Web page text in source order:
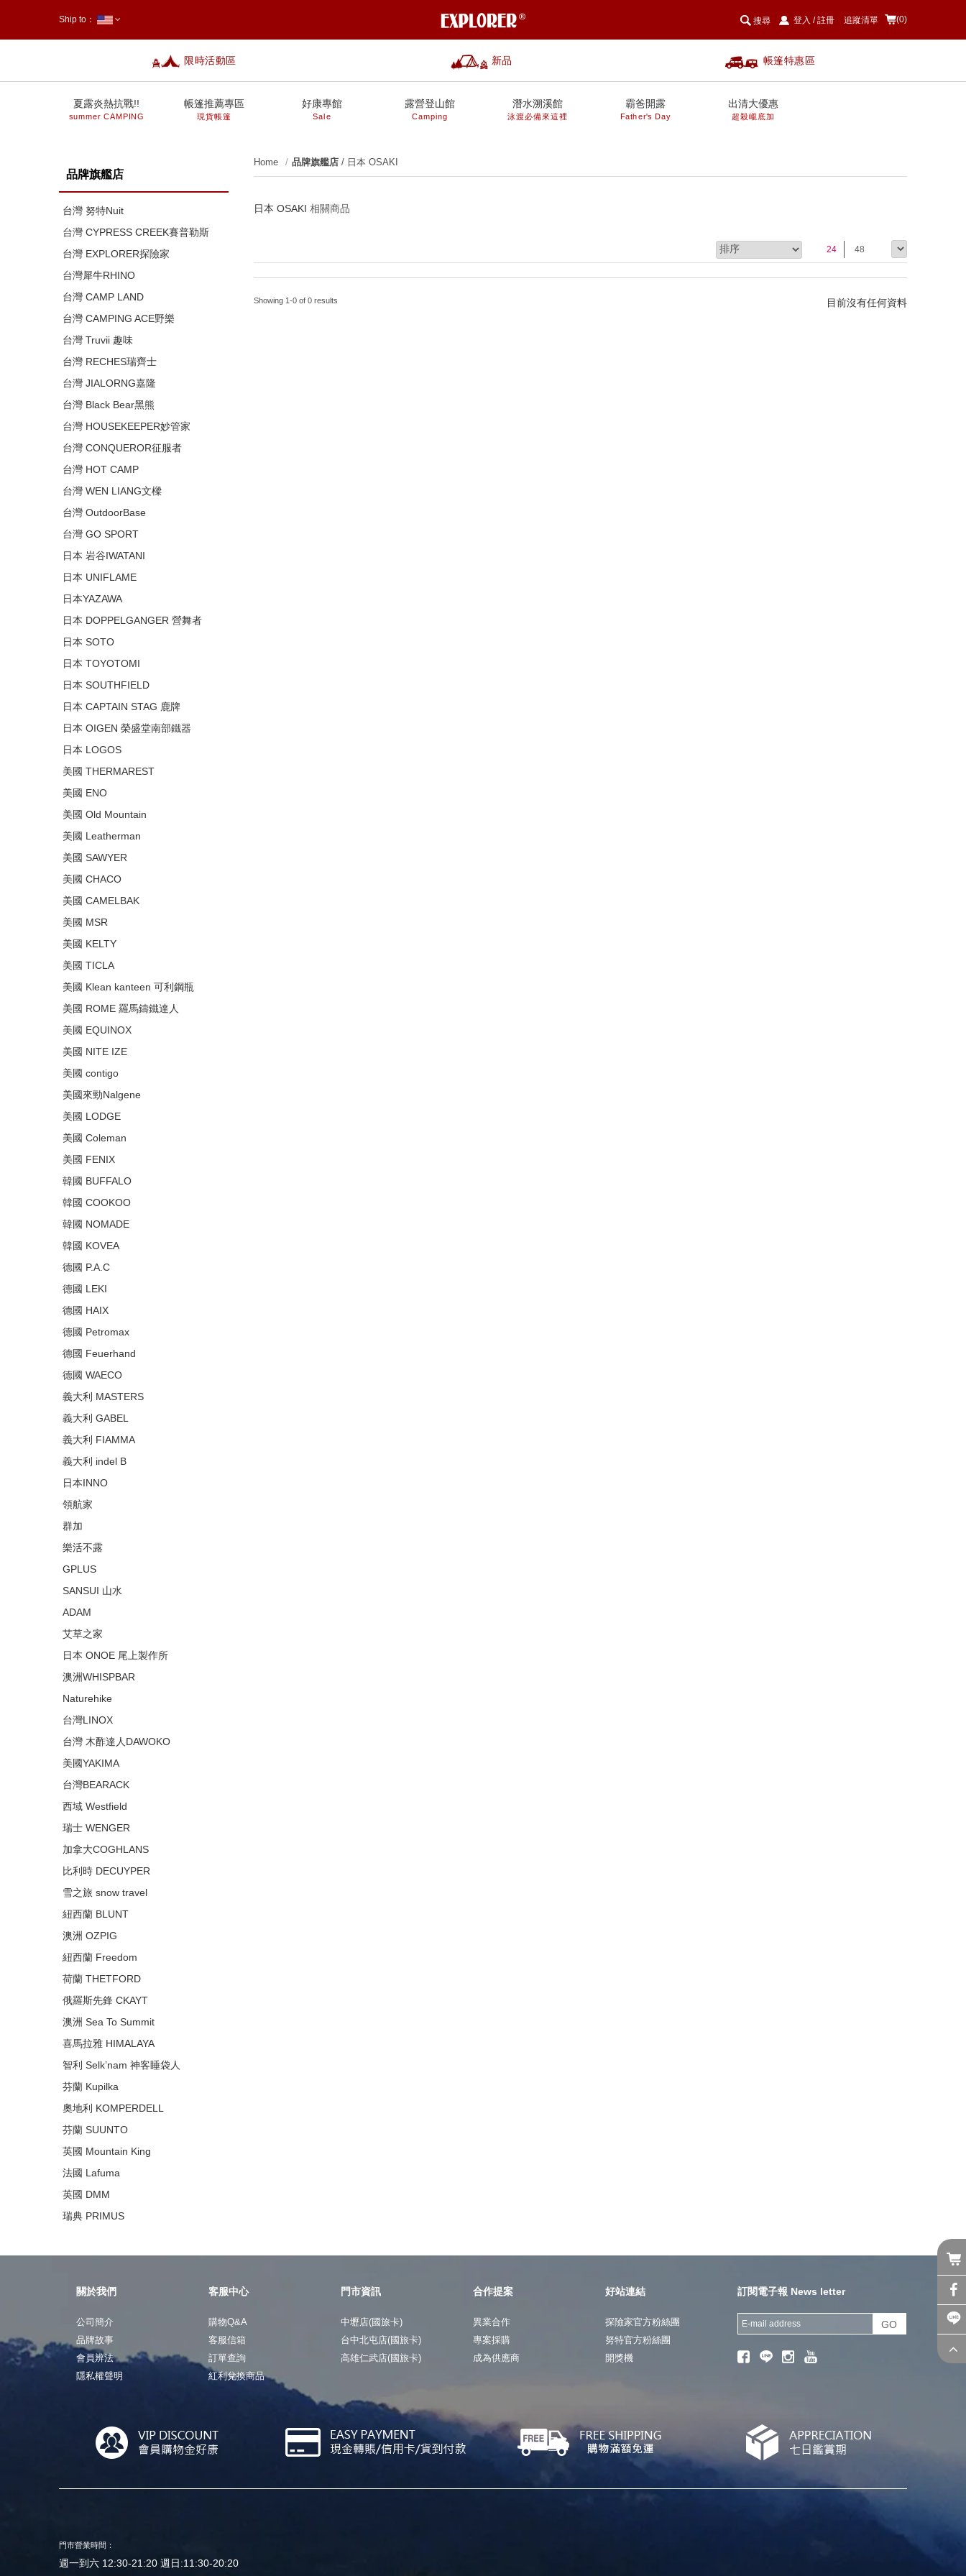
(0)
登入 / 註冊 追蹤清單
限時活動區 新品 帳篷特惠區
Ship to： 搜尋
夏露炎熱抗戰!!
summer CAMPING
帳篷推薦專區
現貨帳篷
好康專館
Sale
露營登山館
Camping
潛水溯溪館
泳渡必備來這裡
霸爸開露
Father's Day
出清大優惠
超殺巄底加
品牌旗艦店
台灣 努特Nuit
台灣 CYPRESS CREEK賽普勒斯
台灣 EXPLORER探險家
台灣犀牛RHINO
台灣 CAMP LAND
台灣 CAMPING ACE野樂
台灣 Truvii 趣味
台灣 RECHES瑞齊士
台灣 JIALORNG嘉隆
台灣 Black Bear黑熊
台灣 HOUSEKEEPER妙管家
台灣 CONQUEROR征服者
台灣 HOT CAMP
台灣 WEN LIANG文樑
台灣 OutdoorBase
台灣 GO SPORT
日本 岩谷IWATANI
日本 UNIFLAME
日本YAZAWA
日本 DOPPELGANGER 營舞者
日本 SOTO
日本 TOYOTOMI
日本 SOUTHFIELD
日本 CAPTAIN STAG 鹿牌
日本 OIGEN 榮盛堂南部鐵器
日本 LOGOS
美國 THERMAREST
美國 ENO
美國 Old Mountain
美國 Leatherman
美國 SAWYER
美國 CHACO
美國 CAMELBAK
美國 MSR
美國 KELTY
美國 TICLA
美國 Klean kanteen 可利鋼瓶
美國 ROME 羅馬鑄鐵達人
美國 EQUINOX
美國 NITE IZE
美國 contigo
美國來勁Nalgene
美國 LODGE
美國 Coleman
美國 FENIX
韓國 BUFFALO
韓國 COOKOO
韓國 NOMADE
韓國 KOVEA
德國 P.A.C
德國 LEKI
德國 HAIX
德國 Petromax
德國 Feuerhand
德國 WAECO
義大利 MASTERS
義大利 GABEL
義大利 FIAMMA
義大利 indel B
日本INNO
領航家
群加
樂活不露
GPLUS
SANSUI 山水
ADAM
艾草之家
日本 ONOE 尾上製作所
澳洲WHISPBAR
Naturehike
台灣LINOX
台灣 木酢達人DAWOKO
美國YAKIMA
台灣BEARACK
西域 Westfield
瑞士 WENGER
加拿大COGHLANS
比利時 DECUYPER
雪之旅 snow travel
紐西蘭 BLUNT
澳洲 OZPIG
紐西蘭 Freedom
荷蘭 THETFORD
俄羅斯先鋒 CKAYT
澳洲 Sea To Summit
喜馬拉雅 HIMALAYA
智利 Selk’nam 神客睡袋人
芬蘭 Kupilka
奧地利 KOMPERDELL
芬蘭 SUUNTO
英國 Mountain King
法國 Lafuma
英國 DMM
瑞典 PRIMUS
Home 品牌旗艦店 / 日本 OSAKI
日本 OSAKI 相關商品
24 48
Showing 1-0 of 0 results 目前沒有任何資料
關於我們
公司簡介
品牌故事
會員辨法
隱私權聲明
客服中心
購物Q&A
客服信箱
訂單查詢
紅利兌換商品
門市資訊
中壢店(國旅卡)
台中北屯店(國旅卡)
高雄仁武店(國旅卡)
合作提案
異業合作
專案採購
成為供應商
好站連結
探險家官方粉絲團
努特官方粉絲團
開獎機
訂閱電子報 News letter
GO
門市營業時間：
週一到六 12:30-21:20 週日:11:30-20:20